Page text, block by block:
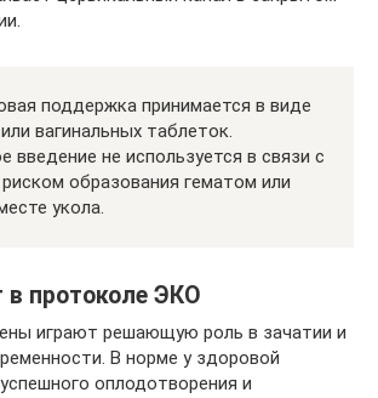
поддержка принимается в виде
вагинальных таблеток.
введение не используется в связи с
образования гематом или
укола.
протоколе ЭКО
играют решающую роль в зачатии и
В норме у здоровой
оплодотворения и